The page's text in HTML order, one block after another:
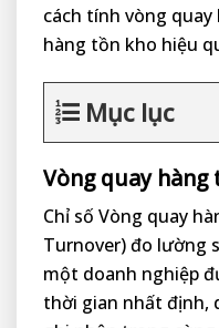
cách tính vòng
hàng tồn kho hiệu
Mục lục
Vòng quay hàng
Chỉ số Vòng quay
Turnover) đo lường
một doanh nghiệp
thời gian nhất định,